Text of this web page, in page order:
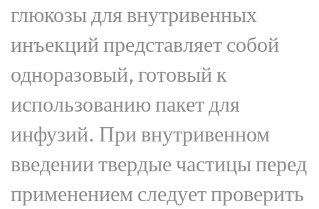
глюкозы для внутривенных
инъекций представляет собой
одноразовый, готовый к
использованию пакет для
инфузий. При внутривенном
введении твердые частицы перед
применением следует проверить